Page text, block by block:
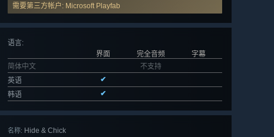
需要第三方帐户: Microsoft Playfab
语言:
界面
完全音频
字幕
简体中文
不支持
英语
✔
韩语
✔
名称: Hide & Chick